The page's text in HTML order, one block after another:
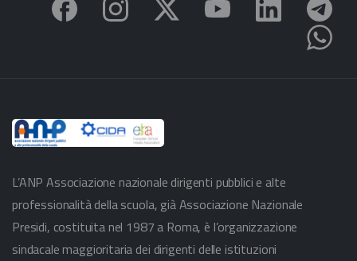
L’ANP Associazione nazionale dirigenti pubblici e alte
professionalità della scuola, già Associazione Nazionale
Presidi, costituita nel 1987 a Roma, è l’organizzazione
sindacale maggioritaria dei dirigenti delle istituzioni